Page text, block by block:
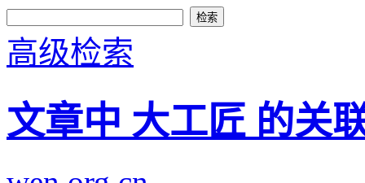
高级检索
文章中 大工匠 的关